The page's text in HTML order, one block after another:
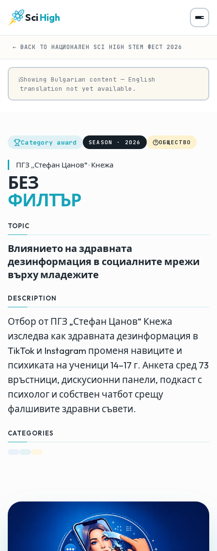
SciHigh
← BACK TO НАЦИОНАЛЕН SCI HIGH STEM ФЕСТ 2026
ℹShowing Bulgarian content — English
translation not yet available.
Category award SEASON · 2026 ОБЩЕСТВО
ПГЗ „Стефан Цанов" · Кнежа
БЕЗ
ФИЛТЪР
TOPIC
Влиянието на здравната
дезинформация в социалните мрежи
върху младежите
DESCRIPTION
Отбор от ПГЗ „Стефан Цанов“ Кнежа
изследва как здравната дезинформация в
TikTok и Instagram променя навиците и
психиката на ученици 14–17 г. Анкета сред 73
връстници, дискусионни панели, подкаст с
психолог и собствен чатбот срещу
фалшивите здравни съвети.
CATEGORIES